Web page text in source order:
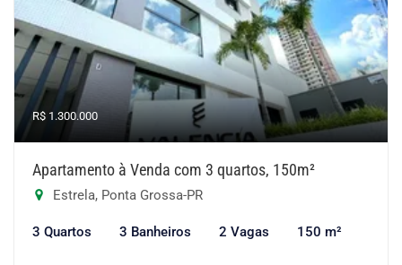
R$ 1.300.000
Apartamento à Venda com 3 quartos, 150m²
Estrela, Ponta Grossa-PR
3 Quartos 3 Banheiros 2 Vagas 150 m²